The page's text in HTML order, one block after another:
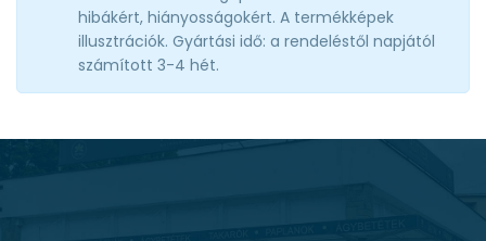
hibákért, hiányosságokért. A termékképek
illusztrációk. Gyártási idő: a rendeléstől napjától
számított 3-4 hét.